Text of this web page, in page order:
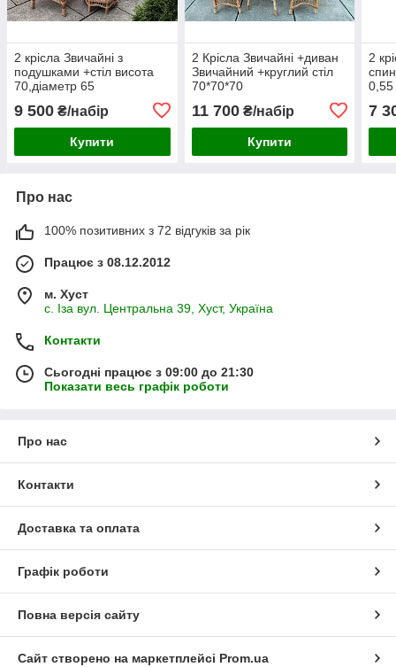
2 крісла Звичайні з
подушками +стіл висота
70,діаметр 65
9 500 ₴/набір
Купити
2 Крісла Звичайні +диван
Звичайний +круглий стіл
70*70*70
11 700₴/набір
Купити
2
7
Про нас
100% позитивних з 72 відгуків за рік
Працює з 08.12.2012
м. Хуст
с. Іза вул. Центральна 39, Хуст, Україна
Контакти
Сьогодні працює з 09:00 до 21:30
Показати весь графік роботи
Про нас
Контакти
Доставка та оплата
Графік роботи
Повна версія сайту
Сайт створено на маркетплейсі Prom.ua